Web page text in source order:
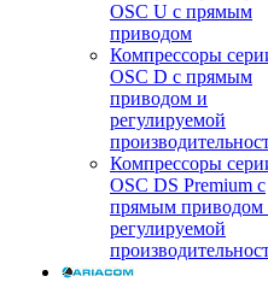
OSC U с прямым
приводом
Компрессоры
OSC D с прямым
приводом и
регулируемой
Компрессоры
OSC DS Premium с
прямым приводом
регулируемой